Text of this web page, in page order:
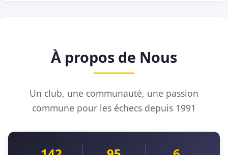
À propos de Nous
Un club, une communauté, une passion
commune pour les échecs depuis 1991